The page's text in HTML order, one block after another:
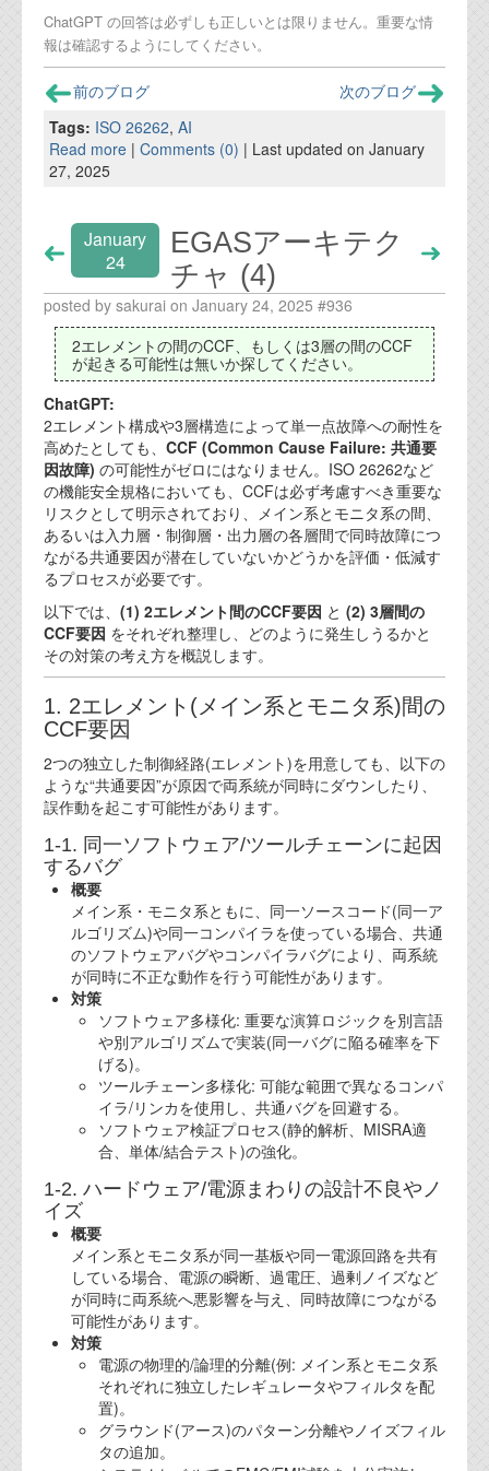
ChatGPT の回答は必ずしも正しいとは限りません。重要な情
報は確認するようにしてください。
前のブログ
次のブログ
Tags: ISO 26262, AI
Read more | Comments (0) | Last updated on January
27, 2025
January
24
EGASアーキテク
チャ (4)
posted by sakurai on January 24, 2025 #936
2エレメントの間のCCF、もしくは3層の間のCCF
が起きる可能性は無いか探してください。
ChatGPT:
2エレメント構成や3層構造によって単一点故障への耐性を
高めたとしても、 CCF (Common Cause Failure: 共通要
因故障) の可能性がゼロにはなりません。ISO 26262など
の機能安全規格においても、CCFは必ず考慮すべき重要な
リスクとして明示されており、メイン系とモニタ系の間、
あるいは入力層・制御層・出力層の各層間で同時故障につ
ながる共通要因が潜在していないかどうかを評価・低減す
るプロセスが必要です。
以下では、 (1) 2エレメント間のCCF要因 と (2) 3層間の
CCF要因 をそれぞれ整理し、どのように発生しうるかと
その対策の考え方を概説します。
1. 2エレメント(メイン系とモニタ系)間の
CCF要因
2つの独立した制御経路(エレメント)を用意しても、以下の
ような“共通要因”が原因で両系統が同時にダウンしたり、
誤作動を起こす可能性があります。
1-1. 同一ソフトウェア/ツールチェーンに起因
するバグ
概要
メイン系・モニタ系ともに、同一ソースコード(同一ア
ルゴリズム)や同一コンパイラを使っている場合、共通
のソフトウェアバグやコンパイラバグにより、両系統
が同時に不正な動作を行う可能性があります。
対策
ソフトウェア多様化: 重要な演算ロジックを別言語
や別アルゴリズムで実装(同一バグに陥る確率を下
げる)。
ツールチェーン多様化: 可能な範囲で異なるコンパ
イラ/リンカを使用し、共通バグを回避する。
ソフトウェア検証プロセス(静的解析、MISRA適
合、単体/結合テスト)の強化。
1-2. ハードウェア/電源まわりの設計不良やノ
イズ
概要
メイン系とモニタ系が同一基板や同一電源回路を共有
している場合、電源の瞬断、過電圧、過剰ノイズなど
が同時に両系統へ悪影響を与え、同時故障につながる
可能性があります。
対策
電源の物理的/論理的分離(例: メイン系とモニタ系
それぞれに独立したレギュレータやフィルタを配
置)。
グラウンド(アース)のパターン分離やノイズフィル
タの追加。